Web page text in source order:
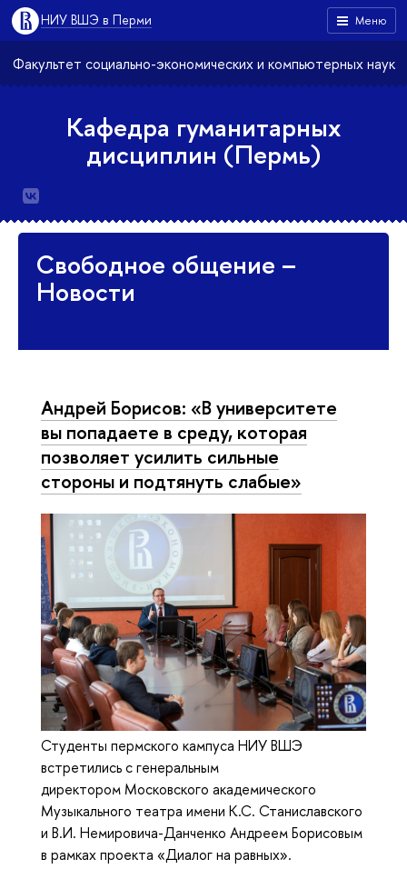
Меню
НИУ ВШЭ в Перми
Факультет социально-экономических и компьютерных наук
Кафедра гуманитарных
дисциплин (Пермь)
Свободное общение –
Новости
Андрей Борисов: «В университете
вы попадаете в среду, которая
позволяет усилить сильные
стороны и подтянуть слабые»
Студенты пермского кампуса НИУ ВШЭ
встретились с генеральным
директором Московского академического
Музыкального театра имени К.С. Станиславского
и В.И. Немировича-Данченко Андреем Борисовым
в рамках проекта «Диалог на равных».